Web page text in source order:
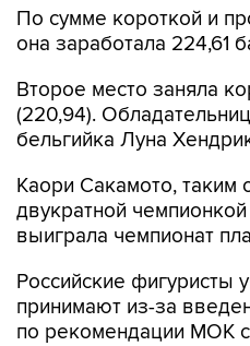
По сумме короткой и
она заработала 224,61
Второе место заняла
(220,94).
бельгийка Луна
Каори Сакамото, таким
двукратной
выиграла чемпионат
Российские фигуристы
принимают из-за
по рекомендации МОК